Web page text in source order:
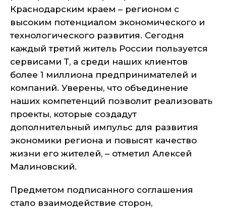
Краснодарским краем – регионом с
высоким потенциалом экономического и
технологического развития. Сегодня
каждый третий житель России пользуется
сервисами Т, а среди наших клиентов
более 1 миллиона предпринимателей и
компаний. Уверены, что объединение
наших компетенций позволит реализовать
проекты, которые создадут
дополнительный импульс для развития
экономики региона и повысят качество
жизни его жителей, – отметил Алексей
Малиновский.
Предметом подписанного соглашения
стало взаимодействие сторон,